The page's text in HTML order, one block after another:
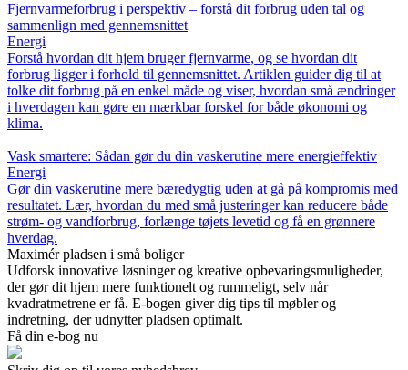
Fjernvarmeforbrug i perspektiv – forstå dit forbrug uden tal og
sammenlign med gennemsnittet
Energi
Forstå hvordan dit hjem bruger fjernvarme, og se hvordan dit
forbrug ligger i forhold til gennemsnittet. Artiklen guider dig til at
tolke dit forbrug på en enkel måde og viser, hvordan små ændringer
i hverdagen kan gøre en mærkbar forskel for både økonomi og
klima.
Vask smartere: Sådan gør du din vaskerutine mere energieffektiv
Energi
Gør din vaskerutine mere bæredygtig uden at gå på kompromis med
resultatet. Lær, hvordan du med små justeringer kan reducere både
strøm- og vandforbrug, forlænge tøjets levetid og få en grønnere
hverdag.
Maximér pladsen i små boliger
Udforsk innovative løsninger og kreative opbevaringsmuligheder,
der gør dit hjem mere funktionelt og rummeligt, selv når
kvadratmetrene er få. E-bogen giver dig tips til møbler og
indretning, der udnytter pladsen optimalt.
Få din e-bog nu